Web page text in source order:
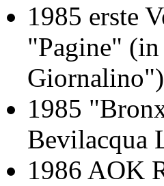
1985 erste
"Pagine"
1985
Bevilacqua
1986 AOK